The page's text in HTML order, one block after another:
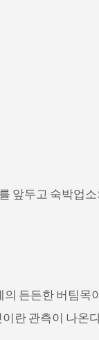
앞두고 숙박업
든든한 버팀목
란 관측이 나온